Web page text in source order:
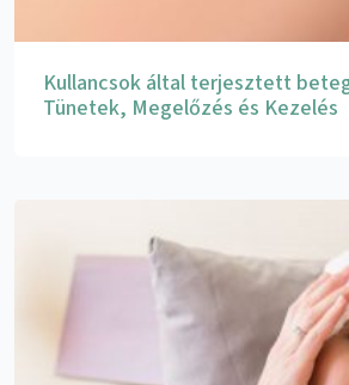
Kullancsok által terjesztett
Tünetek, Megelőzés és Kezelés